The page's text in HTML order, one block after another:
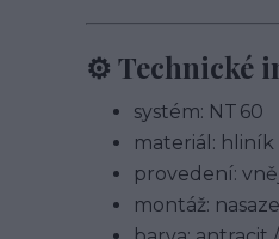
⚙️ Technické
systém: NT 60
materiál: hliník
provedení:
montáž: